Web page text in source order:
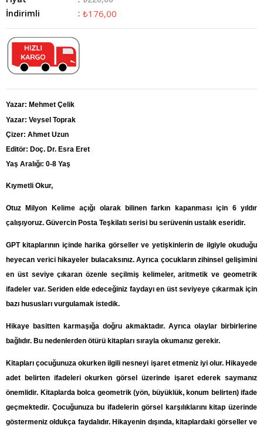
İndirimli
: ₺176,00
Yazar: Mehmet Çelik
Yazar: Veysel Toprak
Çizer: Ahmet Uzun
Editör: Doç. Dr. Esra Eret
Yaş Aralığı: 0-8 Yaş
Kıymetli Okur,
Otuz Milyon Kelime açığı olarak bilinen farkın kapanması için 6 yıldır
çalışıyoruz. Güvercin Posta Teşkilatı serisi bu serüvenin ustalık eseridir.
GPT kitaplarının içinde harika görseller ve yetişkinlerin de ilgiyle okuduğu
heyecan verici hikayeler bulacaksınız. Ayrıca çocukların zihinsel gelişimini
en üst seviye çıkaran özenle seçilmiş kelimeler, aritmetik ve geometrik
ifadeler var. Seriden elde edeceğiniz faydayı en üst seviyeye çıkarmak için
bazı hususları vurgulamak istedik.
Hikaye basitten karmaşığa doğru akmaktadır. Ayrıca olaylar birbirlerine
bağlıdır. Bu nedenlerden ötürü kitapları sırayla okumanız gerekir.
Kitapları çocuğunuza okurken ilgili nesneyi işaret etmeniz iyi olur. Hikayede
adet belirten ifadeleri okurken görsel üzerinde işaret ederek saymanız
önemlidir. Kitaplarda bolca geometrik (yön, büyüklük, konum belirten) ifade
geçmektedir. Çocuğunuza bu ifadelerin görsel karşılıklarını kitap üzerinde
göstermeniz oldukça faydalıdır. Hikayenin dışında, kitaplardaki görseller ve